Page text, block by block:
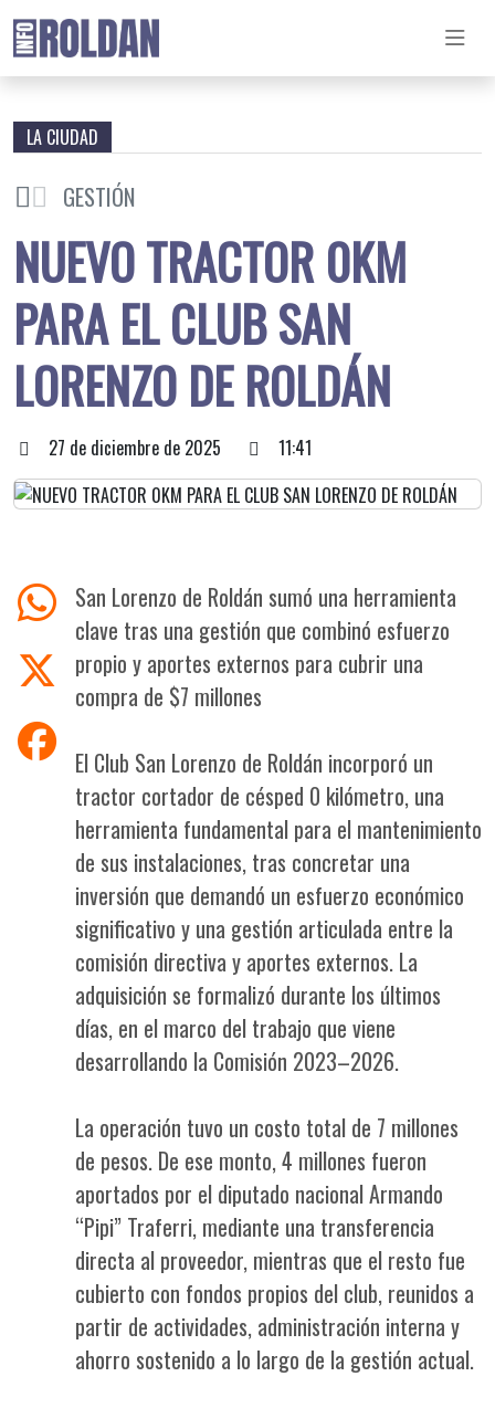
LA CIUDAD
GESTIÓN
NUEVO TRACTOR 0KM
PARA EL CLUB SAN
LORENZO DE ROLDÁN
27 de diciembre de 2025 11:41
San Lorenzo de Roldán sumó una herramienta
clave tras una gestión que combinó esfuerzo
propio y aportes externos para cubrir una
compra de $7 millones
El Club San Lorenzo de Roldán incorporó un
tractor cortador de césped 0 kilómetro, una
herramienta fundamental para el mantenimiento
de sus instalaciones, tras concretar una
inversión que demandó un esfuerzo económico
significativo y una gestión articulada entre la
comisión directiva y aportes externos. La
adquisición se formalizó durante los últimos
días, en el marco del trabajo que viene
desarrollando la Comisión 2023–2026.
La operación tuvo un costo total de 7 millones
de pesos. De ese monto, 4 millones fueron
aportados por el diputado nacional Armando
“Pipi” Traferri, mediante una transferencia
directa al proveedor, mientras que el resto fue
cubierto con fondos propios del club, reunidos a
partir de actividades, administración interna y
ahorro sostenido a lo largo de la gestión actual.